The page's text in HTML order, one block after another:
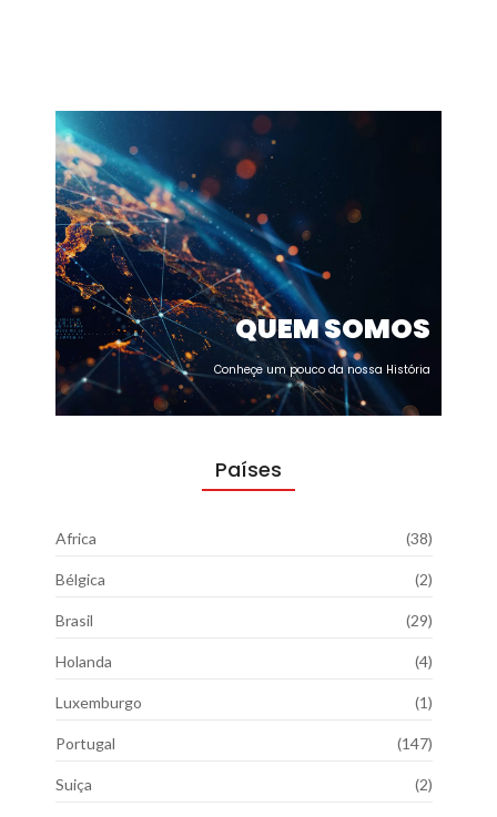
QUEM SOMOS
Conheçe um pouco da nossa História
Países
Africa (38)
Bélgica (2)
Brasil (29)
Holanda (4)
Luxemburgo (1)
Portugal (147)
Suiça (2)